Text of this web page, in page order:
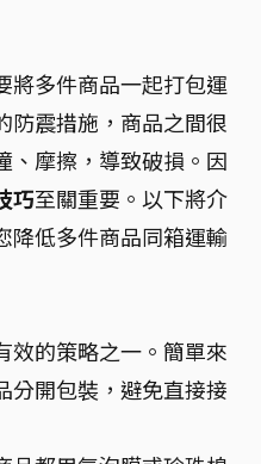
將多件商品一起打包運
防震措施，商品之間很
、摩擦，導致破損。因
巧至關重要。以下將介
降低多件商品同箱運輸
效的策略之一。簡單來
分開包裝，避免直接接